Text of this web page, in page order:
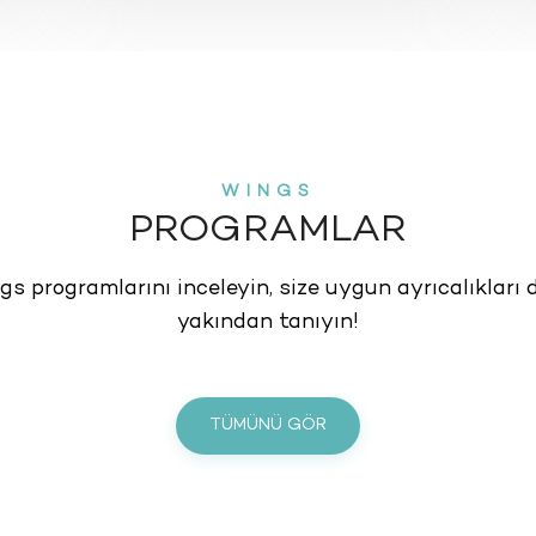
WINGS
PROGRAMLAR
programlarını inceleyin, size uygun ayrıcalıkları
yakından tanıyın!
TÜMÜNÜ GÖR